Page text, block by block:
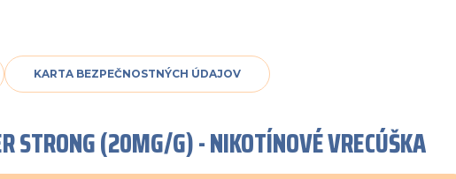
KARTA BEZPEČNOSTNÝCH ÚDAJOV
STRONG (20MG/G) - NIKOTÍNOVÉ VRECÚŠKA